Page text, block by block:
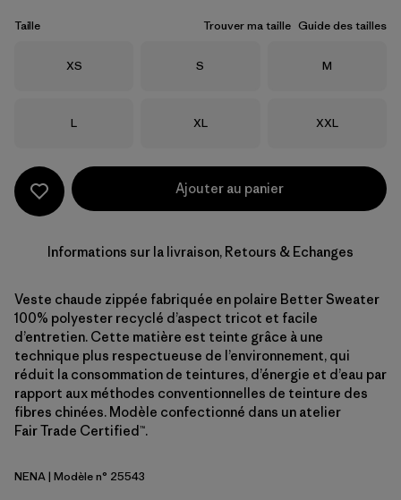
Taille Trouver ma taille Guide des tailles
Taille
XS Taille
S Taille
M
Taille
L Taille
XL Taille
XXL
Ajouter au panier
Informations sur la livraison, Retours & Echanges
Veste chaude zippée fabriquée en polaire Better Sweater
100% polyester recyclé d’aspect tricot et facile
d’entretien. Cette matière est teinte grâce à une
technique plus respectueuse de l’environnement, qui
réduit la consommation de teintures, d’énergie et d’eau par
rapport aux méthodes conventionnelles de teinture des
fibres chinées. Modèle confectionné dans un atelier
Fair Trade Certified™.
New Navy
NENA| Modèle n° 25543